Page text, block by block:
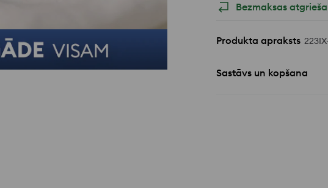
Bezmaksas
Produkta apraksts
Sastāvs un kopšana